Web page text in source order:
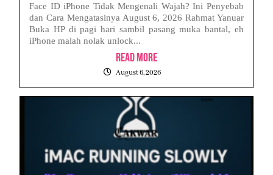
Face ID iPhone Tidak Mengenali Wajah? Ini Penyebab
dan Cara Mengatasinya August 6, 2026 Rahmat Yanuar
Buka HP di pagi hari sambil pasang muka bantal, eh
iPhone malah nolak unlock...
Read More
August 6, 2026